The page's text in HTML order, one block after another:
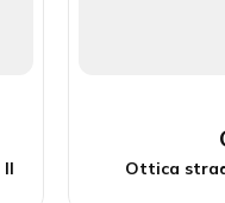
Ottica